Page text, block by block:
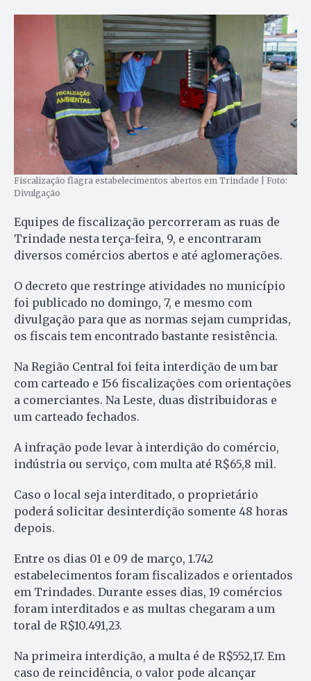
Fiscalização flagra estabelecimentos abertos em Trindade | Foto:
Divulgação
Equipes de fiscalização percorreram as ruas de
Trindade nesta terça-feira, 9, e encontraram
diversos comércios abertos e até aglomerações.
O decreto que restringe atividades no município
foi publicado no domingo, 7, e mesmo com
divulgação para que as normas sejam cumpridas,
os fiscais tem encontrado bastante resistência.
Na Região Central foi feita interdição de um bar
com carteado e 156 fiscalizações com orientações
a comerciantes. Na Leste, duas distribuidoras e
um carteado fechados.
A infração pode levar à interdição do comércio,
indústria ou serviço, com multa até R$65,8 mil.
Caso o local seja interditado, o proprietário
poderá solicitar desinterdição somente 48 horas
depois.
Entre os dias 01 e 09 de março, 1.742
estabelecimentos foram fiscalizados e orientados
em Trindades. Durante esses dias, 19 comércios
foram interditados e as multas chegaram a um
toral de R$10.491,23.
Na primeira interdição, a multa é de R$552,17. Em
caso de reincidência, o valor pode alcançar